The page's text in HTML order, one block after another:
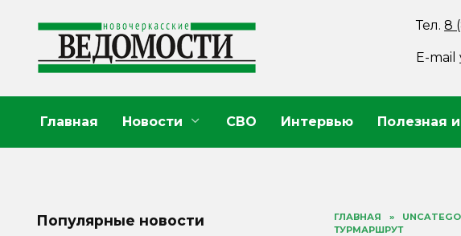
содержанию
Тел.8
E-mail
Главная Новости СВО Интервью Полезная
ГЛАВНАЯ »
ТУРМАРШРУТ
Популярные новости